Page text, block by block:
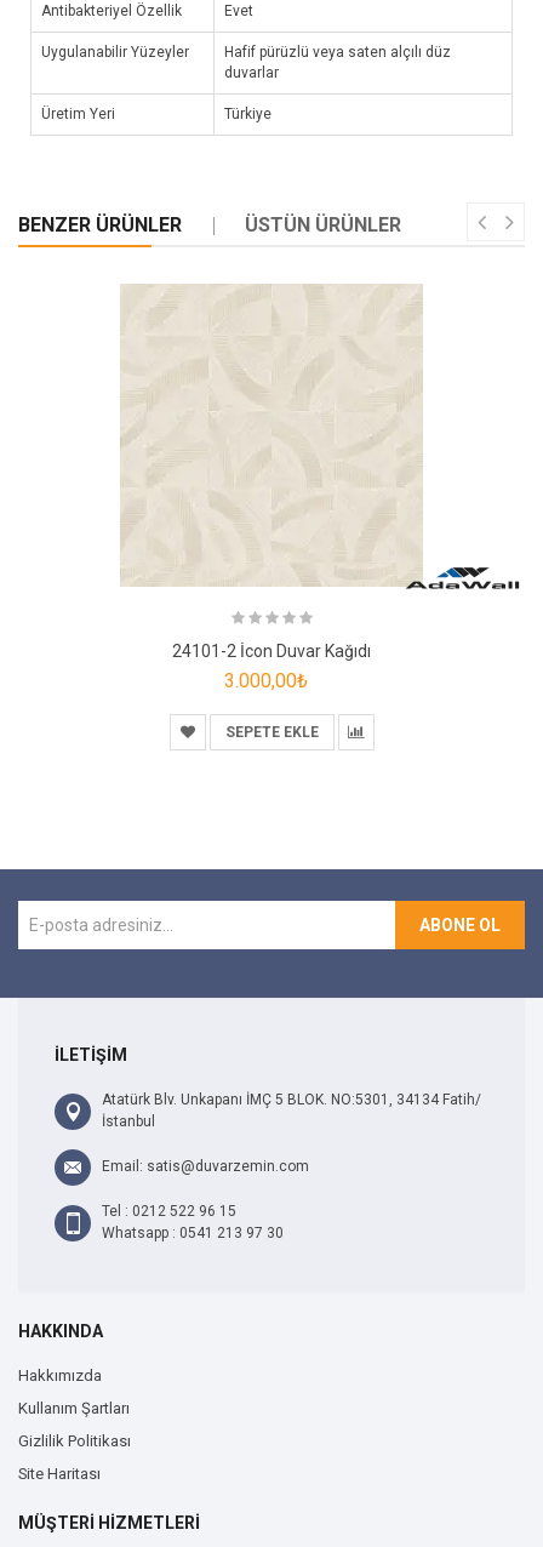
Antibakteriyel Özellik Evet
Uygulanabilir Yüzeyler
Hafif pürüzlü veya saten alçılı düz
duvarlar
Üretim Yeri Türkiye
BENZER ÜRÜNLER ÜSTÜN ÜRÜNLER
24101-2 İcon Duvar Kağıdı
3.000,00₺
SEPETE EKLE
ABONE OL
İLETİŞİM
Atatürk Blv. Unkapanı İMÇ 5 BLOK. NO:5301, 34134 Fatih/
İstanbul
Email: satis@duvarzemin.com
Tel : 0212 522 96 15
Whatsapp : 0541 213 97 30
HAKKINDA
Hakkımızda
Kullanım Şartları
Gizlilik Politikası
Site Haritası
MÜŞTERİ HİZMETLERİ